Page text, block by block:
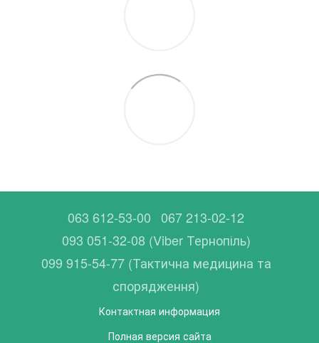
063 612-53-00 067 213-02-12
093 051-32-08 (Viber Тернопіль)
099 915-54-77 (Тактична медицина та
спорядження)
Контактная информация
Полная версия сайта